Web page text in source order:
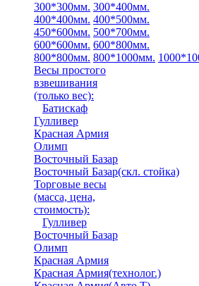
300*300мм. 300*400мм.
400*400мм. 400*500мм.
450*600мм. 500*700мм.
600*600мм. 600*800мм.
800*800мм. 800*1000мм.
Весы простого
взвешивания
(только вес):
Батискаф
Гулливер
Красная Армия
Олимп
Восточный Базар
Восточный Базар(скл. стойка)
Торговые весы
(масса, цена,
стоимость):
Гулливер
Восточный Базар
Олимп
Красная Армия
Красная Армия(технолог.)